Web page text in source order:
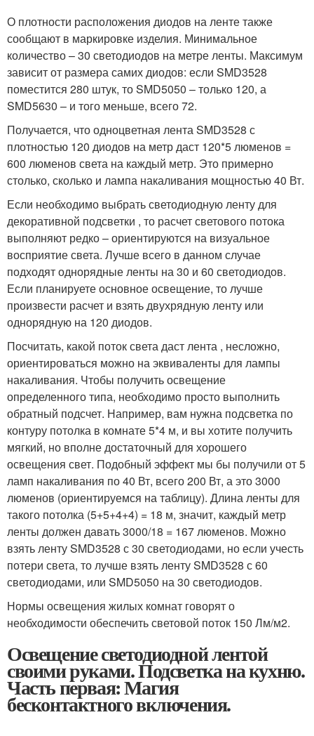
О плотности расположения диодов на ленте также
сообщают в маркировке изделия. Минимальное
количество – 30 светодиодов на метре ленты. Максимум
зависит от размера самих диодов: если SMD3528
поместится 280 штук, то SMD5050 – только 120, а
SMD5630 – и того меньше, всего 72.
Получается, что одноцветная лента SMD3528 с
плотностью 120 диодов на метр даст 120*5 люменов =
600 люменов света на каждый метр. Это примерно
столько, сколько и лампа накаливания мощностью 40 Вт.
Если необходимо выбрать светодиодную ленту для
декоративной подсветки , то расчет светового потока
выполняют редко – ориентируются на визуальное
восприятие света. Лучше всего в данном случае
подходят однорядные ленты на 30 и 60 светодиодов.
Если планируете основное освещение, то лучше
произвести расчет и взять двухрядную ленту или
однорядную на 120 диодов.
Посчитать, какой поток света даст лента , несложно,
ориентироваться можно на эквиваленты для лампы
накаливания. Чтобы получить освещение
определенного типа, необходимо просто выполнить
обратный подсчет. Например, вам нужна подсветка по
контуру потолка в комнате 5*4 м, и вы хотите получить
мягкий, но вполне достаточный для хорошего
освещения свет. Подобный эффект мы бы получили от 5
ламп накаливания по 40 Вт, всего 200 Вт, а это 3000
люменов (ориентируемся на таблицу). Длина ленты для
такого потолка (5+5+4+4) = 18 м, значит, каждый метр
ленты должен давать 3000/18 = 167 люменов. Можно
взять ленту SMD3528 с 30 светодиодами, но если учесть
потери света, то лучше взять ленту SMD3528 с 60
светодиодами, или SMD5050 на 30 светодиодов.
Нормы освещения жилых комнат говорят о
необходимости обеспечить световой поток 150 Лм/м2.
Освещение светодиодной лентой
своими руками. Подсветка на кухню.
Часть первая: Магия
бесконтактного включения.